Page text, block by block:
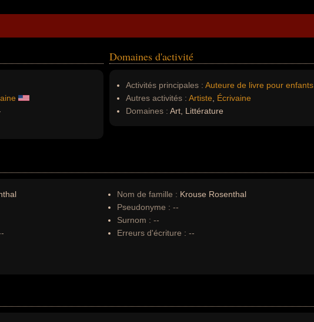
Domaines d'activité
Activités principales : Auteure de livre pour enfants
Autres activités : Artiste
Écrivaine
Domaines : Art, Littérature
Nom de famille : Krouse Rosenthal
Pseudonyme : --
Surnom : --
Erreurs d'écriture : --